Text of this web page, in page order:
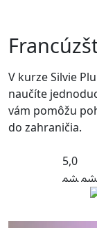
V kurze Silvie
naučíte
vám pomôžu
do zahraničia.
5,0